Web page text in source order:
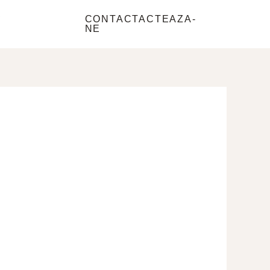
CONTACTACTEAZA-
NE